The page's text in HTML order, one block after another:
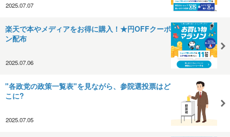
2025.07.07
楽天で本やメディアをお得に購入！★円OFFクーポ
ン配布
2025.07.06
"各政党の政策一覧表"を見ながら、参院選投票はど
こに?
2025.07.05